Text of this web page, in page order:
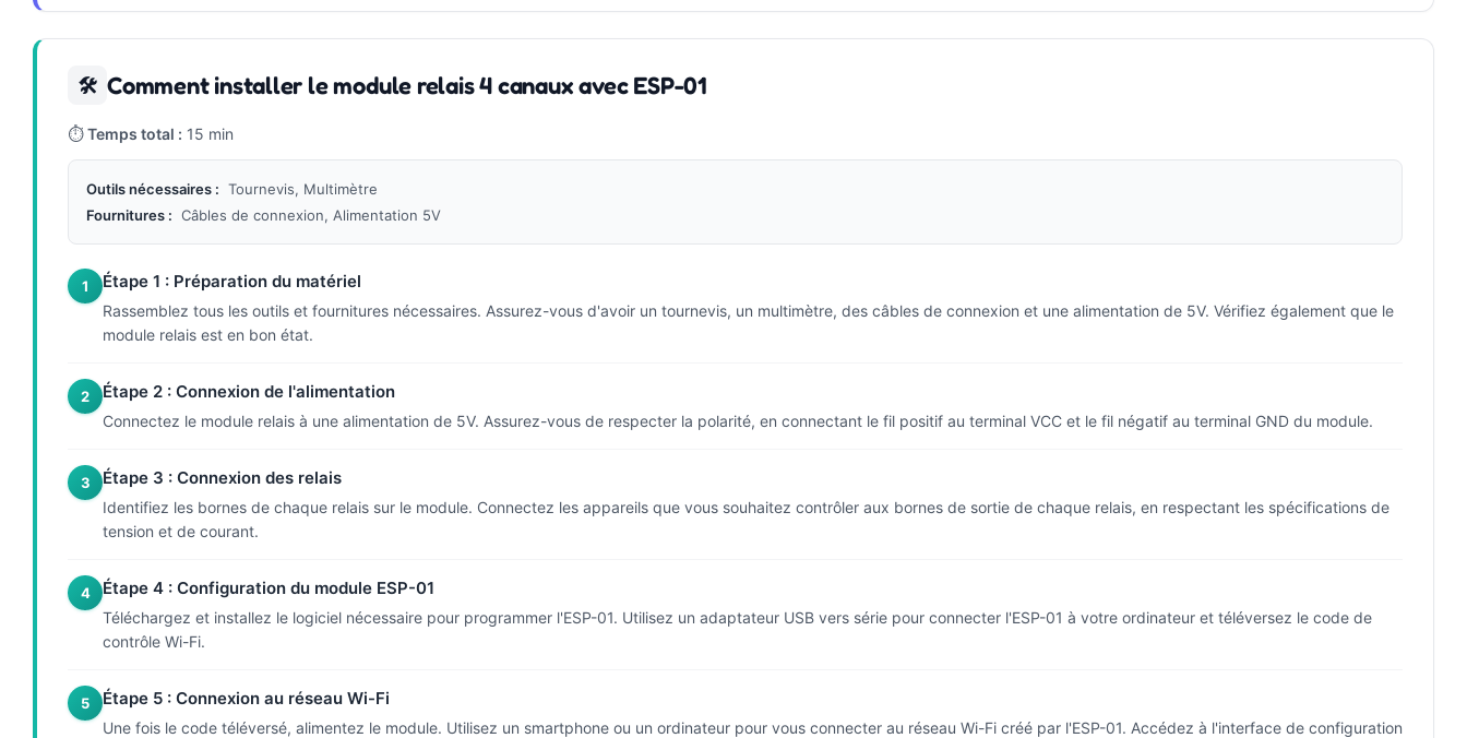
🛠 Comment installer le module relais 4 canaux avec ESP-01
⏱Temps total : 15 min
Outils nécessaires : Tournevis, Multimètre
Fournitures : Câbles de connexion, Alimentation 5V
1 Étape 1 : Préparation du matériel
Rassemblez tous les outils et fournitures nécessaires. Assurez-vous d'avoir un tournevis, un multimètre, des câbles de connexion et une alimentation de 5V. Vérifiez également que le
module relais est en bon état.
2 Étape 2 : Connexion de l'alimentation
Connectez le module relais à une alimentation de 5V. Assurez-vous de respecter la polarité, en connectant le fil positif au terminal VCC et le fil négatif au terminal GND du module.
3 Étape 3 : Connexion des relais
Identifiez les bornes de chaque relais sur le module. Connectez les appareils que vous souhaitez contrôler aux bornes de sortie de chaque relais, en respectant les spécifications de
tension et de courant.
4 Étape 4 : Configuration du module ESP-01
Téléchargez et installez le logiciel nécessaire pour programmer l'ESP-01. Utilisez un adaptateur USB vers série pour connecter l'ESP-01 à votre ordinateur et téléversez le code de
contrôle Wi-Fi.
5 Étape 5 : Connexion au réseau Wi-Fi
Une fois le code téléversé, alimentez le module. Utilisez un smartphone ou un ordinateur pour vous connecter au réseau Wi-Fi créé par l'ESP-01. Accédez à l'interface de configuration